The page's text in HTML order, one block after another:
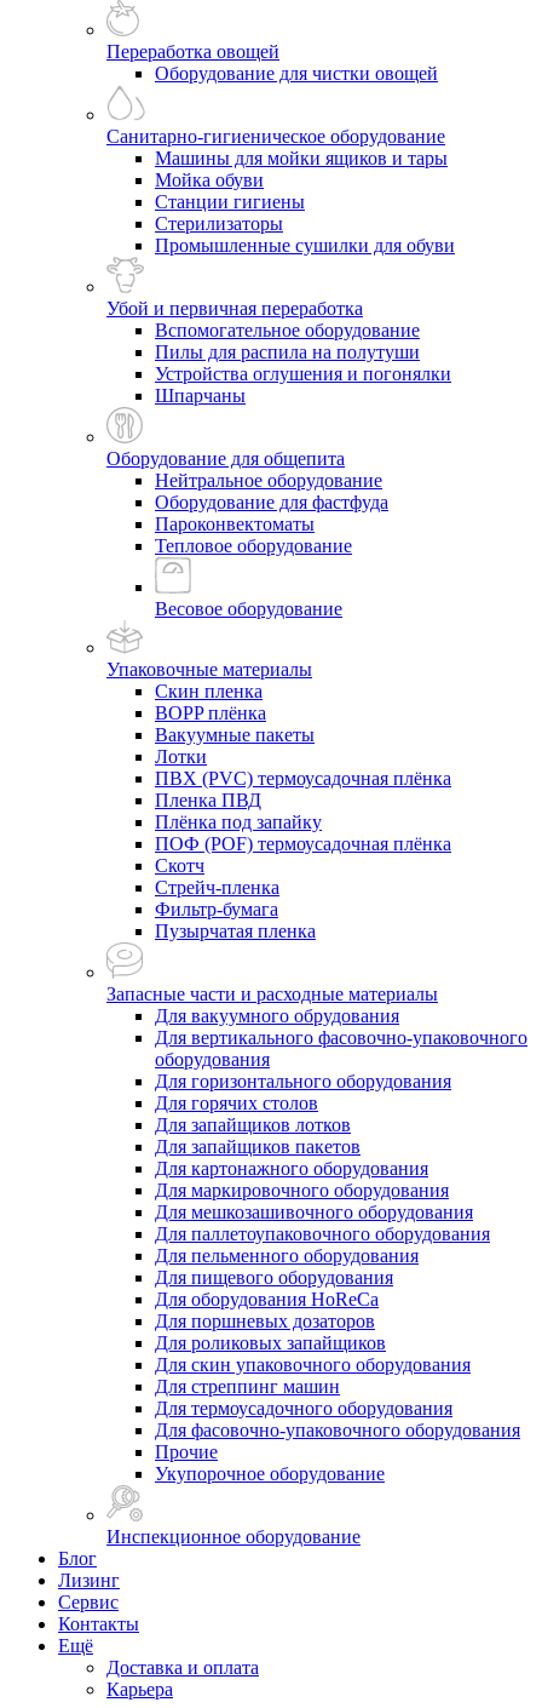
Переработка овощей
Оборудование для чистки овощей
Санитарно-гигиеническое оборудование
Машины для мойки ящиков и тары
Мойка обуви
Станции гигиены
Стерилизаторы
Промышленные сушилки для обуви
Убой и первичная переработка
Вспомогательное оборудование
Пилы для распила на полутуши
Устройства оглушения и погонялки
Шпарчаны
Оборудование для общепита
Нейтральное оборудование
Оборудование для фастфуда
Пароконвектоматы
Тепловое оборудование
Весовое оборудование
Упаковочные материалы
Скин пленка
BOPP плёнка
Вакуумные пакеты
Лотки
ПВХ (PVC) термоусадочная плёнка
Пленка ПВД
Плёнка под запайку
ПОФ (POF) термоусадочная плёнка
Скотч
Стрейч-пленка
Фильтр-бумага
Пузырчатая пленка
Запасные части и расходные материалы
Для вакуумного обрудования
Для вертикального фасовочно-упаковочного
оборудования
Для горизонтального оборудования
Для горячих столов
Для запайщиков лотков
Для запайщиков пакетов
Для картонажного оборудования
Для маркировочного оборудования
Для мешкозашивочного оборудования
Для паллетоупаковочного оборудования
Для пельменного оборудования
Для пищевого оборудования
Для оборудования HoReCa
Для поршневых дозаторов
Для роликовых запайщиков
Для скин упаковочного оборудования
Для стреппинг машин
Для термоусадочного оборудования
Для фасовочно-упаковочного оборудования
Прочие
Укупорочное оборудование
Инспекционное оборудование
Блог
Лизинг
Сервис
Контакты
Ещё
Доставка и оплата
Карьера